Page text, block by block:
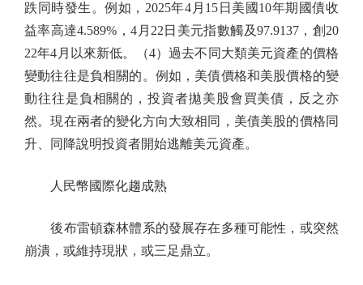
跌同時發生。例如，2025年4月15日美國10年期國債收
益率高達4.589%，4月22日美元指數觸及97.9137，創20
22年4月以來新低。（4）過去不同大類美元資產的價格
變動往往是負相關的。例如，美債價格和美股價格的變
動往往是負相關的，投資者拋美股會買美債，反之亦
然。現在兩者的變化方向大致相同，美債美股的價格同
升、同降說明投資者開始逃離美元資產。
人民幣國際化趨成熟
後布雷頓森林體系的發展存在多種可能性，或突然
崩潰，或維持現狀，或三足鼎立。